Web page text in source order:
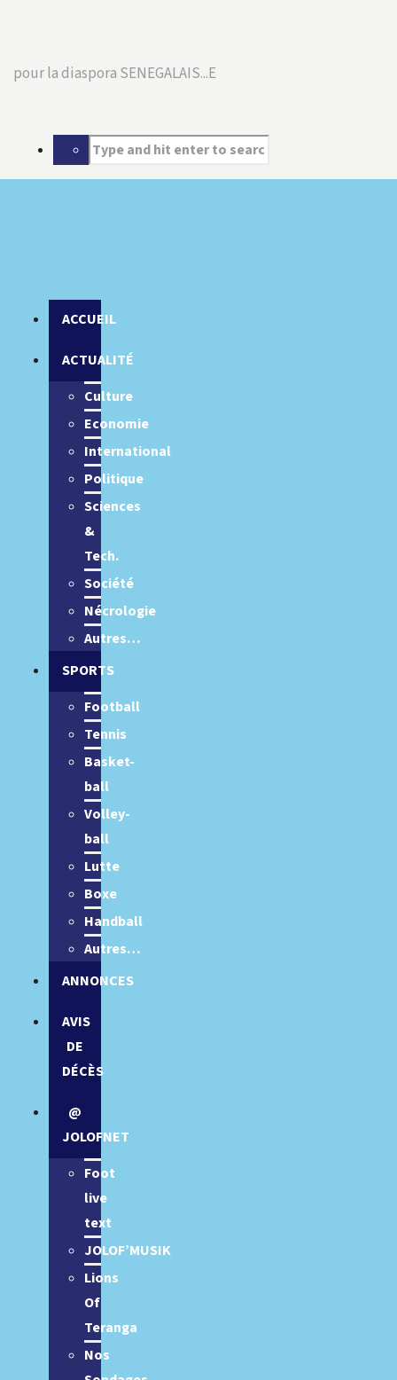
ACCUEIL
ACTUALITÉ
Culture
Economie
International
Politique
Sciences
&
Tech.
Société
Nécrologie
Autres…
SPORTS
Football
Tennis
Basket-
ball
Volley-
ball
Lutte
Boxe
Handball
Autres…
ANNONCES
AVIS
DE
DÉCÈS
@
JOLOFNET
Foot
live
text
JOLOF’MUSIK
Lions
Of
Teranga
Nos